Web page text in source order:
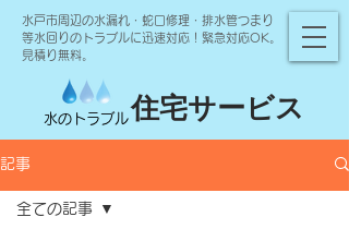
水戸市周辺の水漏れ・蛇口修理・排水管つまり
等水回りのトラブルに迅速対応！緊急対応OK。
見積り無料。
水のトラブル住宅サービス
記事
全ての記事